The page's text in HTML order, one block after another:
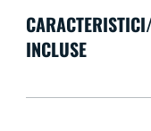
INCLUSE